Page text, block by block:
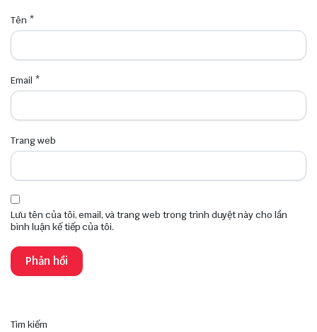
Tên *
Email *
Trang web
Lưu tên của tôi, email, và trang web trong trình duyệt này cho lần
bình luận kế tiếp của tôi.
Tìm kiếm